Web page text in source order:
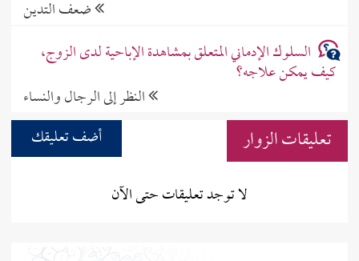
ضعف التدين
السلوك الإدماني المتعلق بمشاهدة الإباحية لدى الزوج،
كيف يمكن علاجه؟
النظر إلى الرجال والنساء
تعليقات الزوار
أضف تعليقك
لا توجد تعليقات حتى الآن